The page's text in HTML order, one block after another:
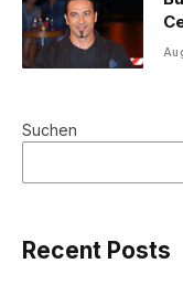
Suchen
Recent Posts